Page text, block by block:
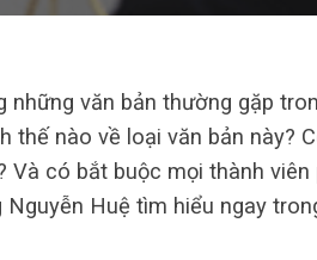
những văn bản thường gặp
thế nào về loại văn bản này?
Và có bắt buộc mọi thành
Huệ tìm hiểu ngay